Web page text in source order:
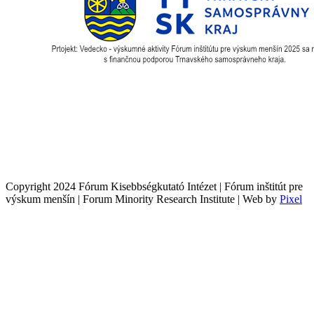
Copyright 2024 Fórum Kisebbségkutató Intézet | Fórum inštitút pre
výskum menšín | Forum Minority Research Institute | Web by Pixel